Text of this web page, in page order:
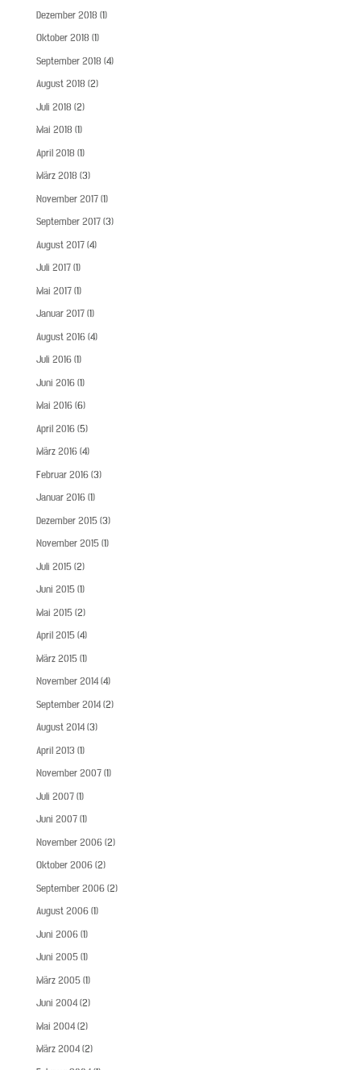
Dezember 2018 (1)
Oktober 2018 (1)
September 2018 (4)
August 2018 (2)
Juli 2018 (2)
Mai 2018 (1)
April 2018 (1)
März 2018 (3)
November 2017(1)
September 2017(3)
August 2017(4)
Juli 2017(1)
Mai 2017(1)
Januar 2017(1)
August 2016(4)
Juli 2016(1)
Juni 2016(1)
Mai 2016(6)
April 2016(5)
März 2016(4)
Februar 2016(3)
Januar 2016(1)
Dezember 2015(3)
November 2015(1)
Juli 2015(2)
Juni 2015(1)
Mai 2015(2)
April 2015(4)
März 2015(1)
November 2014(4)
September 2014(2)
August 2014(3)
April 2013 (1)
November 2007(1)
Juli 2007(1)
Juni 2007(1)
November 2006(2)
Oktober 2006(2)
September 2006(2)
August 2006(1)
Juni 2006(1)
Juni 2005(1)
März 2005(1)
Juni 2004(2)
Mai 2004(2)
März 2004(2)